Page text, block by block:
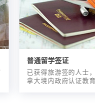
普通留学签证
已获得旅游签的人士
拿大境内政府认证教